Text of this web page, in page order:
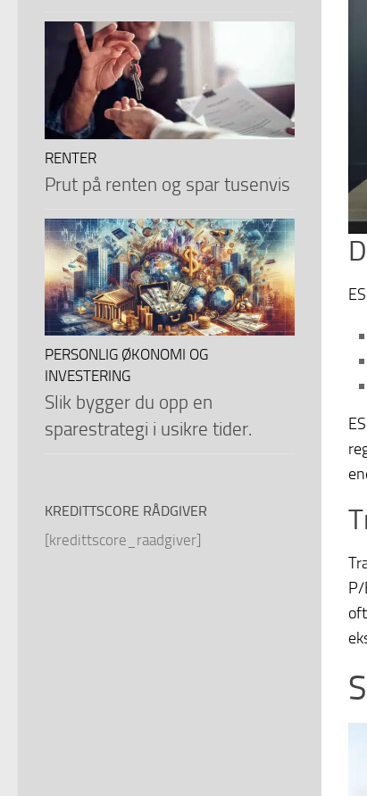
P/
RENTER
Prut på renten og spar tusenvis
PERSONLIG ØKONOMI OG
INVESTERING
Slik bygger du opp en
sparestrategi i usikre tider.
KREDITTSCORE RÅDGIVER
[kredittscore_raadgiver]